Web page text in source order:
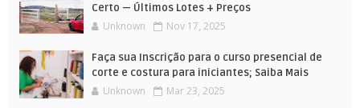
Certo — Últimos Lotes + Preços
Unknown Nov 17, 2025
Faça sua Inscrição para o curso presencial de
corte e costura para iniciantes; Saiba Mais
Unknown Mar 23, 2025